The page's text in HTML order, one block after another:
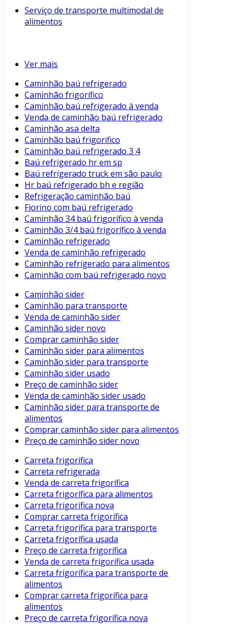
Serviço de transporte multimodal de
alimentos
Ver mais
Caminhão baú refrigerado
Caminhão frigorífico
Caminhão baú refrigerado à venda
Venda de caminhão baú refrigerado
Caminhão asa delta
Caminhão baú frigorifico
Caminhão baú refrigerado 3 4
Baú refrigerado hr em sp
Baú refrigerado truck em são paulo
Hr baú refrigerado bh e região
Refrigeração caminhão baú
Fiorino com baú refrigerado
Caminhão 34 baú frigorífico à venda
Caminhão 3/4 baú frigorífico à venda
Caminhão refrigerado
Venda de caminhão refrigerado
Caminhão refrigerado para alimentos
Caminhão com baú refrigerado novo
Caminhão sider
Caminhão para transporte
Venda de caminhão sider
Caminhão sider novo
Comprar caminhão sider
Caminhão sider para alimentos
Caminhão sider para transporte
Caminhão sider usado
Preço de caminhão sider
Venda de caminhão sider usado
Caminhão sider para transporte de
alimentos
Comprar caminhão sider para alimentos
Preço de caminhão sider novo
Carreta frigorífica
Carreta refrigerada
Venda de carreta frigorífica
Carreta frigorífica para alimentos
Carreta frigorífica nova
Comprar carreta frigorífica
Carreta frigorífica para transporte
Carreta frigorífica usada
Preço de carreta frigorífica
Venda de carreta frigorífica usada
Carreta frigorífica para transporte de
alimentos
Comprar carreta frigorífica para
alimentos
Preço de carreta frigorífica nova